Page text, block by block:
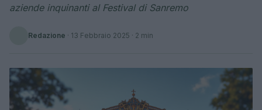
aziende inquinanti al Festival di Sanremo
Redazione · 13 Febbraio 2025 · 2 min